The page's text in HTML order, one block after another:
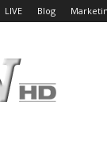
LIVE Blog